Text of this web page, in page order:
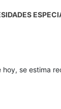
hoy, se estima